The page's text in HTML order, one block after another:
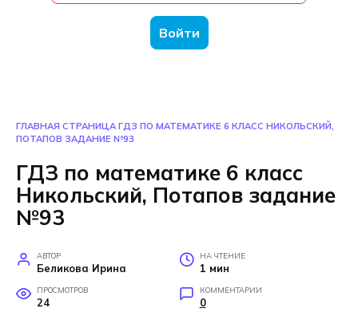
Войти
ГЛАВНАЯ СТРАНИЦА ГДЗ ПО МАТЕМАТИКЕ 6 КЛАСС НИКОЛЬСКИЙ,
ПОТАПОВ ЗАДАНИЕ №93
ГДЗ по математике 6 класс
Никольский, Потапов задание
№93
АВТОР
Беликова Ирина
НА ЧТЕНИЕ
1 мин
ПРОСМОТРОВ
24
КОММЕНТАРИИ
0